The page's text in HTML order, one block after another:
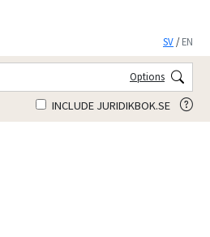
SV /EN
Options
INCLUDE JURIDIKBOK.SE